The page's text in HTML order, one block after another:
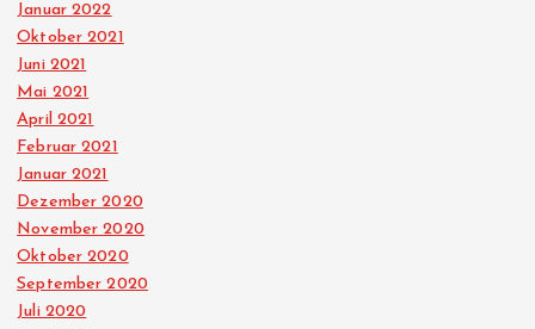
Januar 2022
Oktober 2021
Juni 2021
Mai 2021
April 2021
Februar 2021
Januar 2021
Dezember 2020
November 2020
Oktober 2020
September 2020
Juli 2020